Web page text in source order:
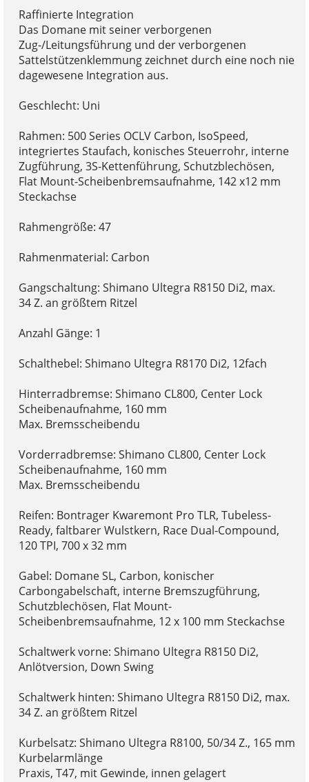
Raffinierte Integration
Das Domane mit seiner verborgenen
Zug-/Leitungsführung und der verborgenen
Sattelstützenklemmung zeichnet durch eine noch nie
dagewesene Integration aus.
Geschlecht: Uni
Rahmen: 500 Series OCLV Carbon, IsoSpeed,
integriertes Staufach, konisches Steuerrohr, interne
Zugführung, 3S-Kettenführung, Schutzblechösen,
Flat Mount-Scheibenbremsaufnahme, 142 x12 mm
Steckachse
Rahmengröße: 47
Rahmenmaterial: Carbon
Gangschaltung: Shimano Ultegra R8150 Di2, max.
34 Z. an größtem Ritzel
Anzahl Gänge: 1
Schalthebel: Shimano Ultegra R8170 Di2, 12fach
Hinterradbremse: Shimano CL800, Center Lock
Scheibenaufnahme, 160 mm
Max. Bremsscheibendu
Vorderradbremse: Shimano CL800, Center Lock
Scheibenaufnahme, 160 mm
Max. Bremsscheibendu
Reifen: Bontrager Kwaremont Pro TLR, Tubeless-
Ready, faltbarer Wulstkern, Race Dual-Compound,
120 TPI, 700 x 32 mm
Gabel: Domane SL, Carbon, konischer
Carbongabelschaft, interne Bremszugführung,
Schutzblechösen, Flat Mount-
Scheibenbremsaufnahme, 12 x 100 mm Steckachse
Schaltwerk vorne: Shimano Ultegra R8150 Di2,
Anlötversion, Down Swing
Schaltwerk hinten: Shimano Ultegra R8150 Di2, max.
34 Z. an größtem Ritzel
Kurbelsatz: Shimano Ultegra R8100, 50/34 Z., 165 mm
Kurbelarmlänge
Praxis, T47, mit Gewinde, innen gelagert